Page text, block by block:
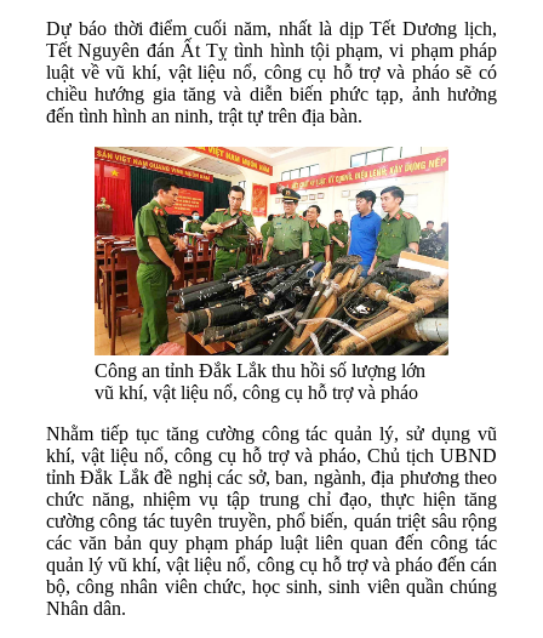
Dự báo thời điểm cuối năm, nhất là dịp Tết Dương lịch,
Tết Nguyên đán Ất Tỵ tình hình tội phạm, vi phạm pháp
luật về vũ khí, vật liệu nổ, công cụ hỗ trợ và pháo sẽ có
chiều hướng gia tăng và diễn biến phức tạp, ảnh hưởng
đến tình hình an ninh, trật tự trên địa bàn.
Công an tỉnh Đắk Lắk thu hồi số lượng lớn
vũ khí, vật liệu nổ, công cụ hỗ trợ và pháo
Nhằm tiếp tục tăng cường công tác quản lý, sử dụng vũ
khí, vật liệu nổ, công cụ hỗ trợ và pháo, Chủ tịch UBND
tỉnh Đắk Lắk đề nghị các sở, ban, ngành, địa phương theo
chức năng, nhiệm vụ tập trung chỉ đạo, thực hiện tăng
cường công tác tuyên truyền, phổ biến, quán triệt sâu rộng
các văn bản quy phạm pháp luật liên quan đến công tác
quản lý vũ khí, vật liệu nổ, công cụ hỗ trợ và pháo đến cán
bộ, công nhân viên chức, học sinh, sinh viên quần chúng
Nhân dân.